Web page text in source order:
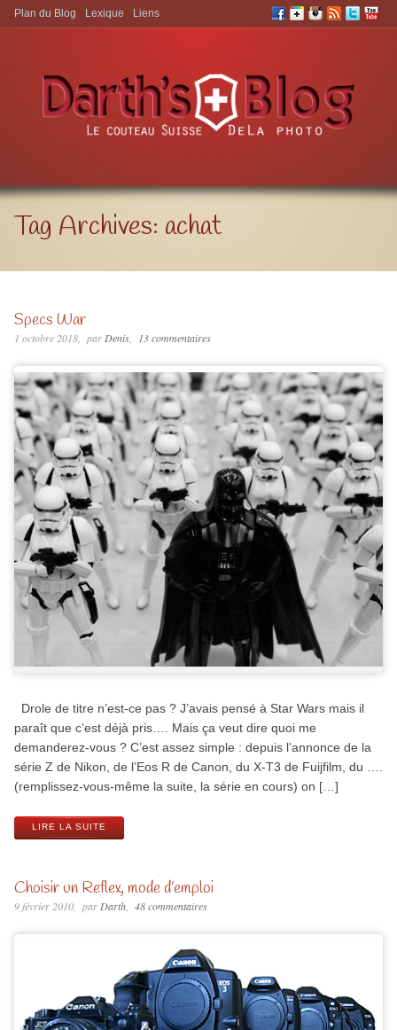
Aller à:
Plan du Blog Lexique Liens
Tag Archives: achat
Specs War
1 octobre 2018 parDenis 13 commentaires
Drole de titre n’est-ce pas ? J’avais pensé à Star Wars mais il
paraît que c’est déjà pris…. Mais ça veut dire quoi me
demanderez-vous ? C’est assez simple : depuis l’annonce de la
série Z de Nikon, de l’Eos R de Canon, du X-T3 de Fuijfilm, du ….
(remplissez-vous-même la suite, la série en cours) on […]
LIRE LA SUITE
Choisir un Reflex, mode d’emploi
9 février 2010 parDarth 48 commentaires